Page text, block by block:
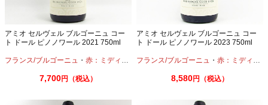
アミオ セルヴェル ブルゴーニュ コー
ト ドール ピノノワール 2021 750ml
フランス/ブルゴーニュ ・ 赤：ミディアムボディ ・ピノノワール
7,700円（税込）
アミオ セルヴェル ブルゴーニュ コー
ト ドール ピノノワール 2023 750ml
フランス/ブルゴーニュ ・赤：ミディアムボディ
8,580円（税込）